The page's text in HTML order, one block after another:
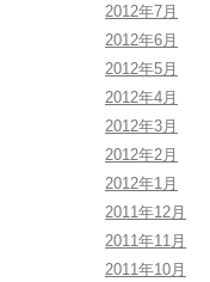
2012年7月
2012年6月
2012年5月
2012年4月
2012年3月
2012年2月
2012年1月
2011年12月
2011年11月
2011年10月